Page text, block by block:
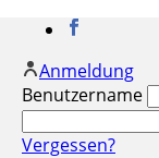
Anmeldung
Benutzername
Vergessen?